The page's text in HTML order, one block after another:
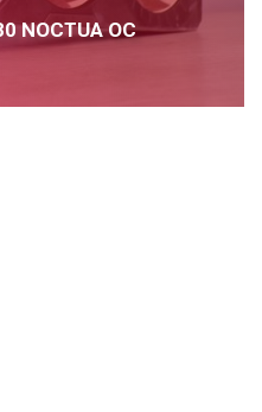
NOCTUA OC